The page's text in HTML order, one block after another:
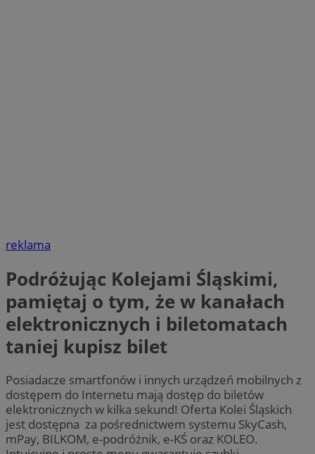
reklama
Podróżując Kolejami Śląskimi,
pamiętaj o tym, że w kanałach
elektronicznych i biletomatach
taniej kupisz bilet
Posiadacze smartfonów i innych urządzeń mobilnych z
dostępem do Internetu mają dostęp do biletów
elektronicznych w kilka sekund! Oferta Kolei Śląskich
jest dostępna za pośrednictwem systemu SkyCash,
mPay, BILKOM, e-podróżnik, e-KŚ oraz KOLEO.